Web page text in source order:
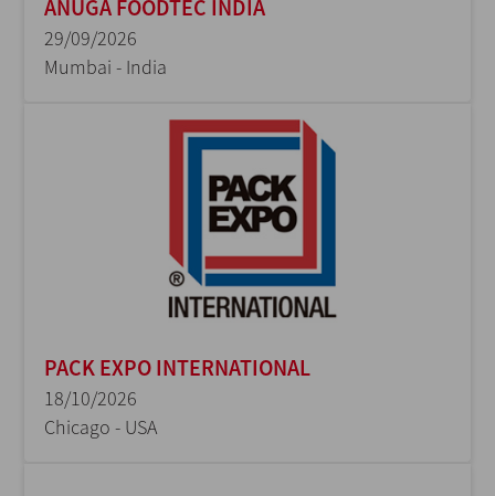
ANUGA FOODTEC INDIA
29/09/2026
Mumbai - India
PACK EXPO INTERNATIONAL
18/10/2026
Chicago - USA